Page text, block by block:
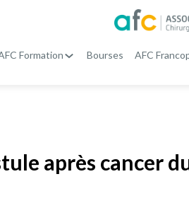
Formation Bourses AFC
après cancer